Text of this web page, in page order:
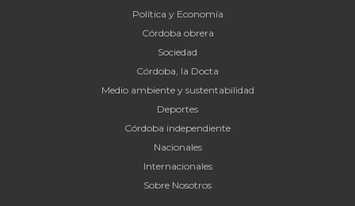
Política y Economía
Córdoba obrera
Sociedad
Córdoba, la Docta
Medio ambiente y sustentabilidad
Deportes
Córdoba independiente
Nacionales
Internacionales
Sobre Nosotros